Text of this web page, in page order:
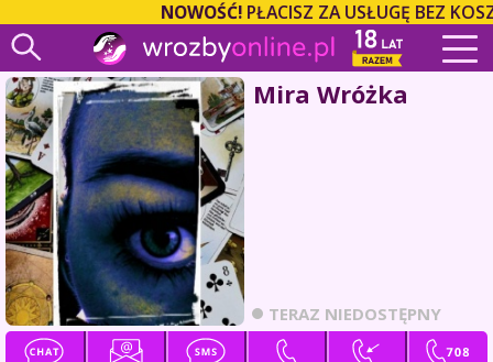
NOWOŚĆ!PŁACISZ ZA USŁUGĘ BEZ
Mira Wróżka
TERAZ NIEDOSTĘPNY